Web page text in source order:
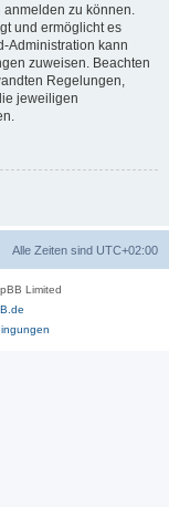
zu können.
und ermöglicht es
Administration kann
zuweisen. Beachten
Regelungen,
jeweiligen
Alle Zeiten sind UTC+02:00
Limited